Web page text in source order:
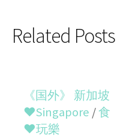
Related Posts
《国外》 新加坡
♥Singapore /食
♥玩樂